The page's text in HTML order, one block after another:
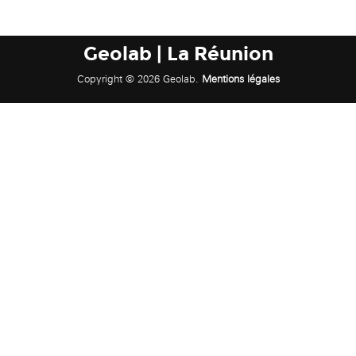
Geolab | La Réunion
Copyright © 2026 Geolab. Mentions légales